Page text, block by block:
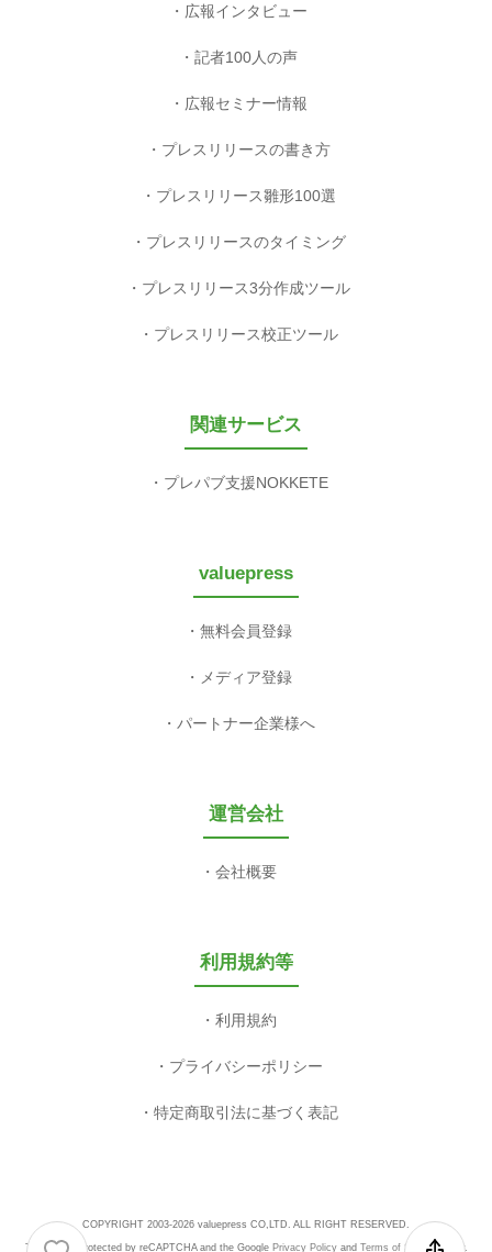
広報インタビュー
記者100人の声
広報セミナー情報
プレスリリースの書き方
プレスリリース雛形100選
プレスリリースのタイミング
プレスリリース3分作成ツール
プレスリリース校正ツール
関連サービス
プレパブ支援NOKKETE
valuepress
無料会員登録
メディア登録
パートナー企業様へ
運営会社
会社概要
利用規約等
利用規約
プライバシーポリシー
特定商取引法に基づく表記
COPYRIGHT 2003-2026 valuepress CO,LTD. ALL RIGHT RESERVED.
This site is protected by reCAPTCHA and the Google Privacy Policyand Terms of Serviceapply.